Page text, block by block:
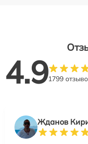
4.91799
Жданов